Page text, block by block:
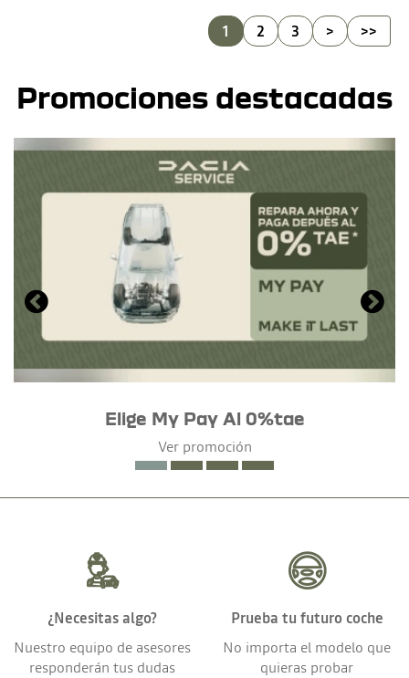
1 2 3 > >>
Promociones destacadas
Elige My Pay Al 0%tae
Ver promoción
¿Necesitas algo?
Nuestro equipo de asesores
responderán tus dudas
Prueba tu futuro coche
No importa el modelo que
quieras probar